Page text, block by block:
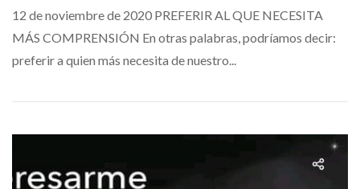
12 de noviembre de 2020 PREFERIR AL QUE NECESITA
MÁS COMPRENSIÓN En otras palabras, podríamos decir:
preferir a quien más necesita de nuestro...